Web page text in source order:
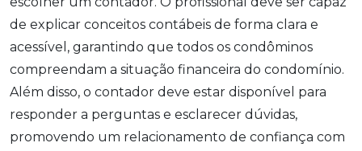
de explicar conceitos contábeis de forma clara e
acessível, garantindo que todos os condôminos
compreendam a situação financeira do condomínio.
Além disso, o contador deve estar disponível para
responder a perguntas e esclarecer dúvidas,
promovendo um relacionamento de confiança com